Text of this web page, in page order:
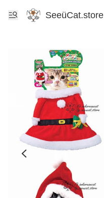
SeeüCat.store